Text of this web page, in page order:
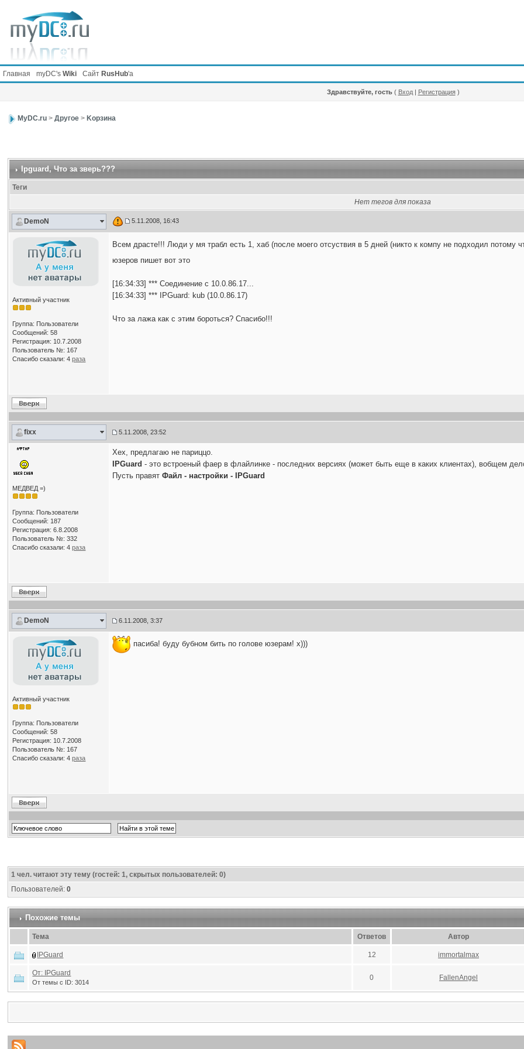
Главная myDC's Wiki Сайт RusHub'а
Здравствуйте, гость( Вход| Регистрация)
MyDC.ru >Другое > Kорзина
Ipguard, Что за зверь???
Теги
Нет тегов для показа
DemoN 5.11.2008, 16:43
Активный участник
Группа: Пользователи
Сообщений: 58
Регистрация: 10.7.2008
Пользователь №: 167
Спасибо сказали:4 раза
Всем драсте!!! Люди у мя трабл есть 1, хаб (после моего отсуствия в 5 дней (никто к компу не подходил потому
юзеров пишет вот это
[16:34:33] *** Соединение с 10.0.86.17...
[16:34:33] *** IPGuard: kub (10.0.86.17)
Что за лажа как с этим бороться? Спасибо!!!
fixx 5.11.2008, 23:52
МЕДВЕД =)
Группа: Пользователи
Сообщений: 187
Регистрация: 6.8.2008
Пользователь №: 332
Спасибо сказали:4 раза
Хех, предлагаю не париццо.
IPGuard - это встроеный фаер в флайлинке - последних версиях (может быть еще в каких клиентах), вобщем
Пусть правятФайл - настройки - IPGuard
DemoN 6.11.2008, 3:37
Активный участник
Группа: Пользователи
Сообщений: 58
Регистрация: 10.7.2008
Пользователь №: 167
Спасибо сказали:4 раза
пасиба! буду бубном бить по голове юзерам! х)))
1 чел. читают эту тему (гостей: 1, скрытых пользователей: 0)
Пользователей:0
Похожие темы
Тема Ответов Автор
IPGuard 12 immortalmax
От: IPGuard
От темы с ID: 3014
0 FallenAngel